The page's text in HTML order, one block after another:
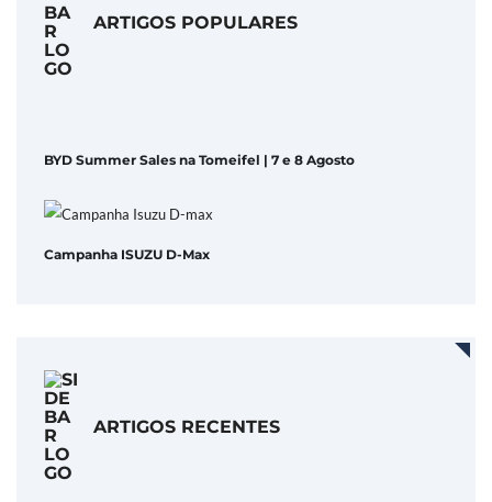
ARTIGOS POPULARES
BYD Summer Sales na Tomeifel | 7 e 8 Agosto
Campanha ISUZU D-Max
ARTIGOS RECENTES